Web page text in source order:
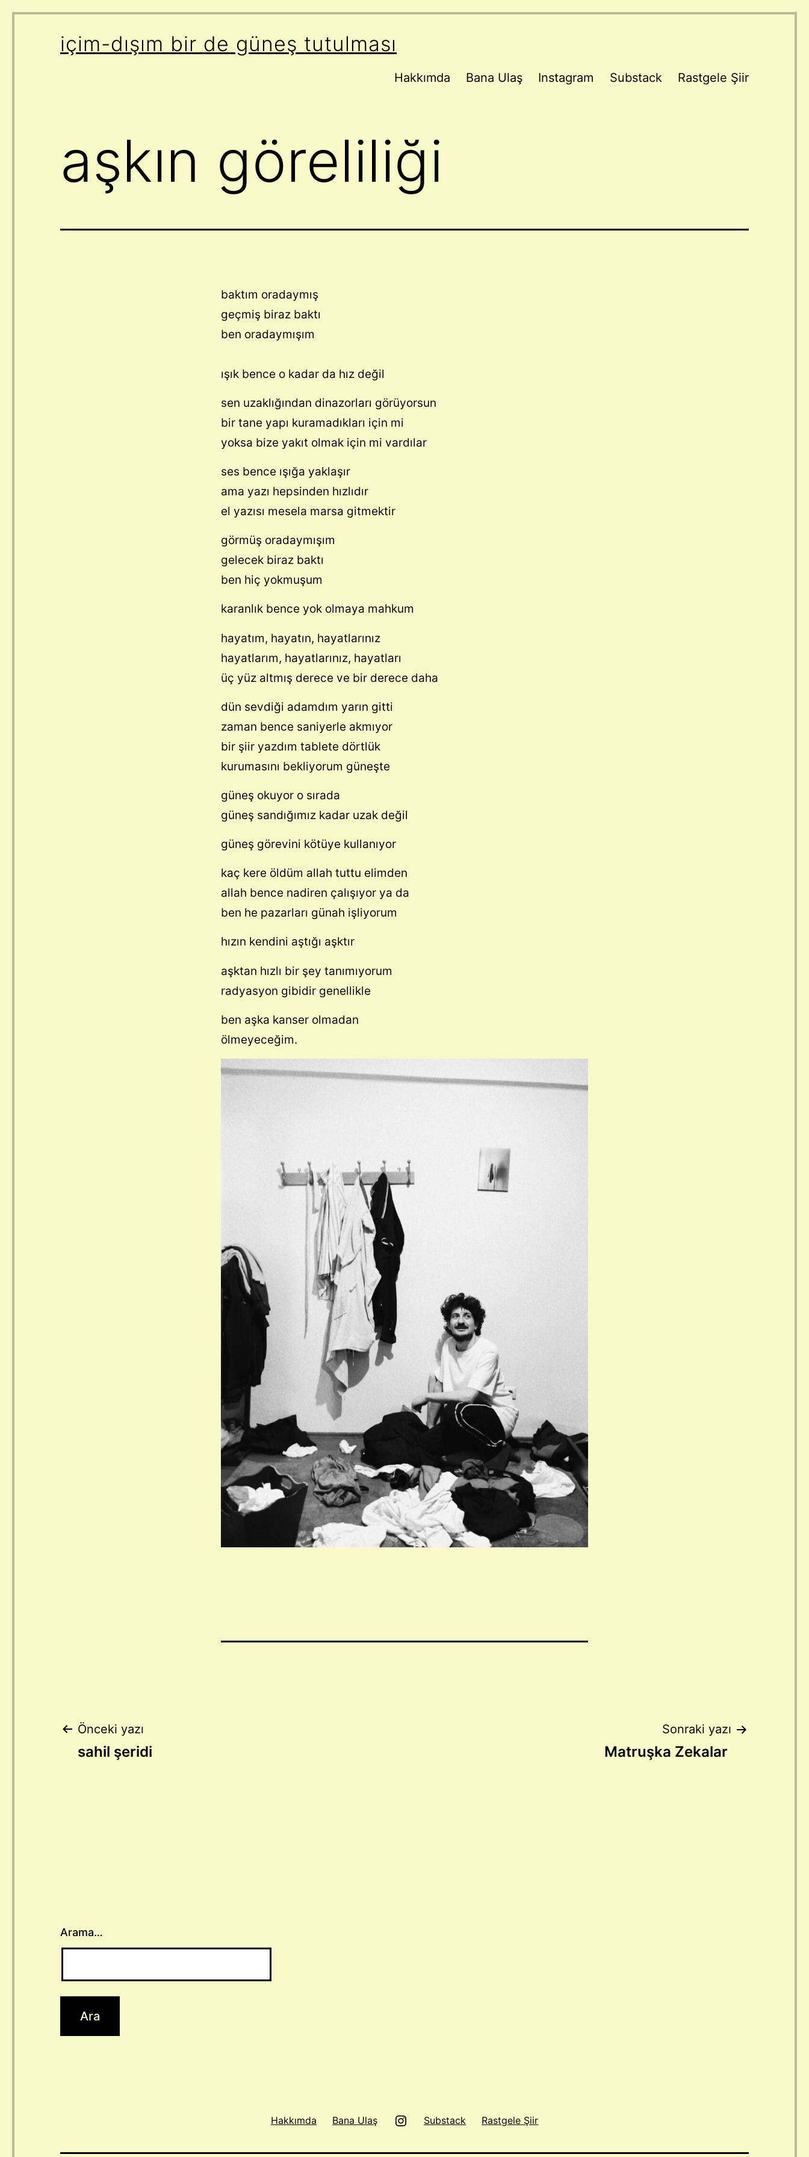
içim-dışım bir de güneş tutulması
Hakkımda Bana Ulaş Instagram Substack Rastgele Şiir
aşkın göreliliği
baktım oradaymış
geçmiş biraz baktı
ben oradaymışım
ışık bence o kadar da hız değil
sen uzaklığından dinazorları görüyorsun
bir tane yapı kuramadıkları için mi
yoksa bize yakıt olmak için mi vardılar
ses bence ışığa yaklaşır
ama yazı hepsinden hızlıdır
el yazısı mesela marsa gitmektir
görmüş oradaymışım
gelecek biraz baktı
ben hiç yokmuşum
karanlık bence yok olmaya mahkum
hayatım, hayatın, hayatlarınız
hayatlarım, hayatlarınız, hayatları
üç yüz altmış derece ve bir derece daha
dün sevdiği adamdım yarın gitti
zaman bence saniyerle akmıyor
bir şiir yazdım tablete dörtlük
kurumasını bekliyorum güneşte
güneş okuyor o sırada
güneş sandığımız kadar uzak değil
güneş görevini kötüye kullanıyor
kaç kere öldüm allah tuttu elimden
allah bence nadiren çalışıyor ya da
ben he pazarları günah işliyorum
hızın kendini aştığı aşktır
aşktan hızlı bir şey tanımıyorum
radyasyon gibidir genellikle
ben aşka kanser olmadan
ölmeyeceğim.
Yazı
Önceki yazı
sahil şeridi
Sonraki yazı
Matruşka Zekalar
Arama…
Hakkımda Bana Ulaş Instagram
Substack Rastgele Şiir